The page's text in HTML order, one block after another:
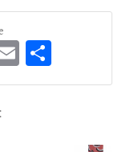
E
m rt
: